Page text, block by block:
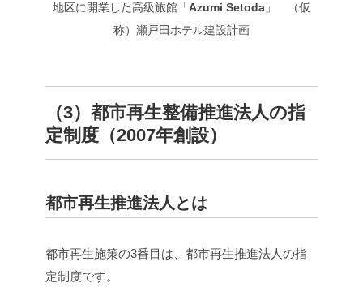
地区に開業した高級旅館「Azumi Setoda 」 （仮
称）瀬戸田ホテル建設計画
（3）都市再生整備推進法人の指
定制度（2007年創設）
都市再生推進法人とは
都市再生施策の3番目は、都市再生推進法人の指
定制度です。